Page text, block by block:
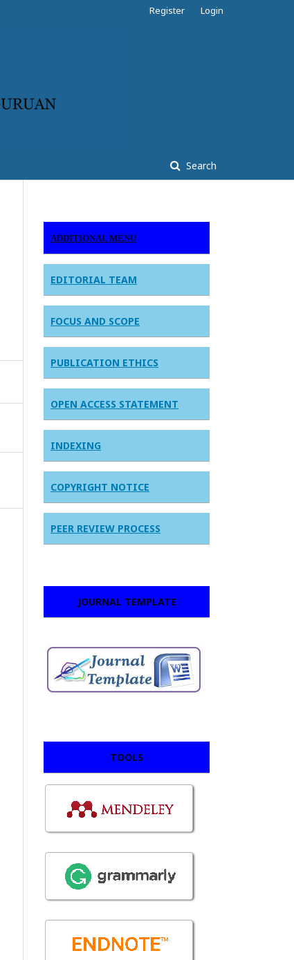
Search
Register Login
ADDITIONAL MENU
EDITORIAL TEAM
FOCUS AND SCOPE
PUBLICATION ETHICS
OPEN ACCESS STATEMENT
INDEXING
COPYRIGHT NOTICE
PEER REVIEW PROCESS
JOURNAL TEMPLATE
TOOLS